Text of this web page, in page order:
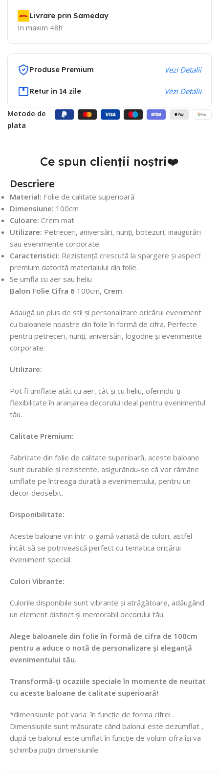
Livrare prin Sameday
In maxim 48h
Produse Premium Vezi Detalii
Retur in 14 zile Vezi Detalii
Metode de
plata
Ce spun clienții noștri❤️
Descriere
Material: Folie de calitate superioară
Dimensiune: 100cm
Culoare: Crem mat
Utilizare: Petreceri, aniversări, nunți, botezuri, inaugurări
sau evenimente corporate
Caracteristici: Rezistență crescută la spargere și aspect
premium datorită materialului din folie.
Se umfla cu aer sau heliu
Balon Folie Cifra 6 100cm, Crem
Adaugă un plus de stil și personalizare oricărui eveniment
cu baloanele noastre din folie în formă de cifra. Perfecte
pentru petreceri, nunți, aniversări, logodne și evenimente
corporate.
Utilizare:
Pot fi umflate atât cu aer, cât și cu heliu, oferindu-ți
flexibilitate în aranjarea decorului ideal pentru evenimentul
tău.
Calitate Premium:
Fabricate din folie de calitate superioară, aceste baloane
sunt durabile și rezistente, asigurându-se că vor rămâne
umflate pe întreaga durată a evenimentului, pentru un
decor deosebit.
Disponibilitate:
Aceste baloane vin într-o gamă variată de culori, astfel
încât să se potrivească perfect cu tematica oricărui
eveniment special.
Culori Vibrante:
Culorile disponibile sunt vibrante și atrăgătoare, adăugând
un element distinct și memorabil decorului tău.
Alege baloanele din folie în formă de cifra de 100cm
pentru a aduce o notă de personalizare și eleganță
evenimentului tău.
Transformă-ți ocaziile speciale în momente de neuitat
cu aceste baloane de calitate superioară!
*dimensiunile pot varia în funcție de forma cifrei .
Dimensiunile sunt măsurate când balonul este dezumflat ,
după ce balonul este umflat în funcție de volum cifra își va
schimba puțin dimensiunile.